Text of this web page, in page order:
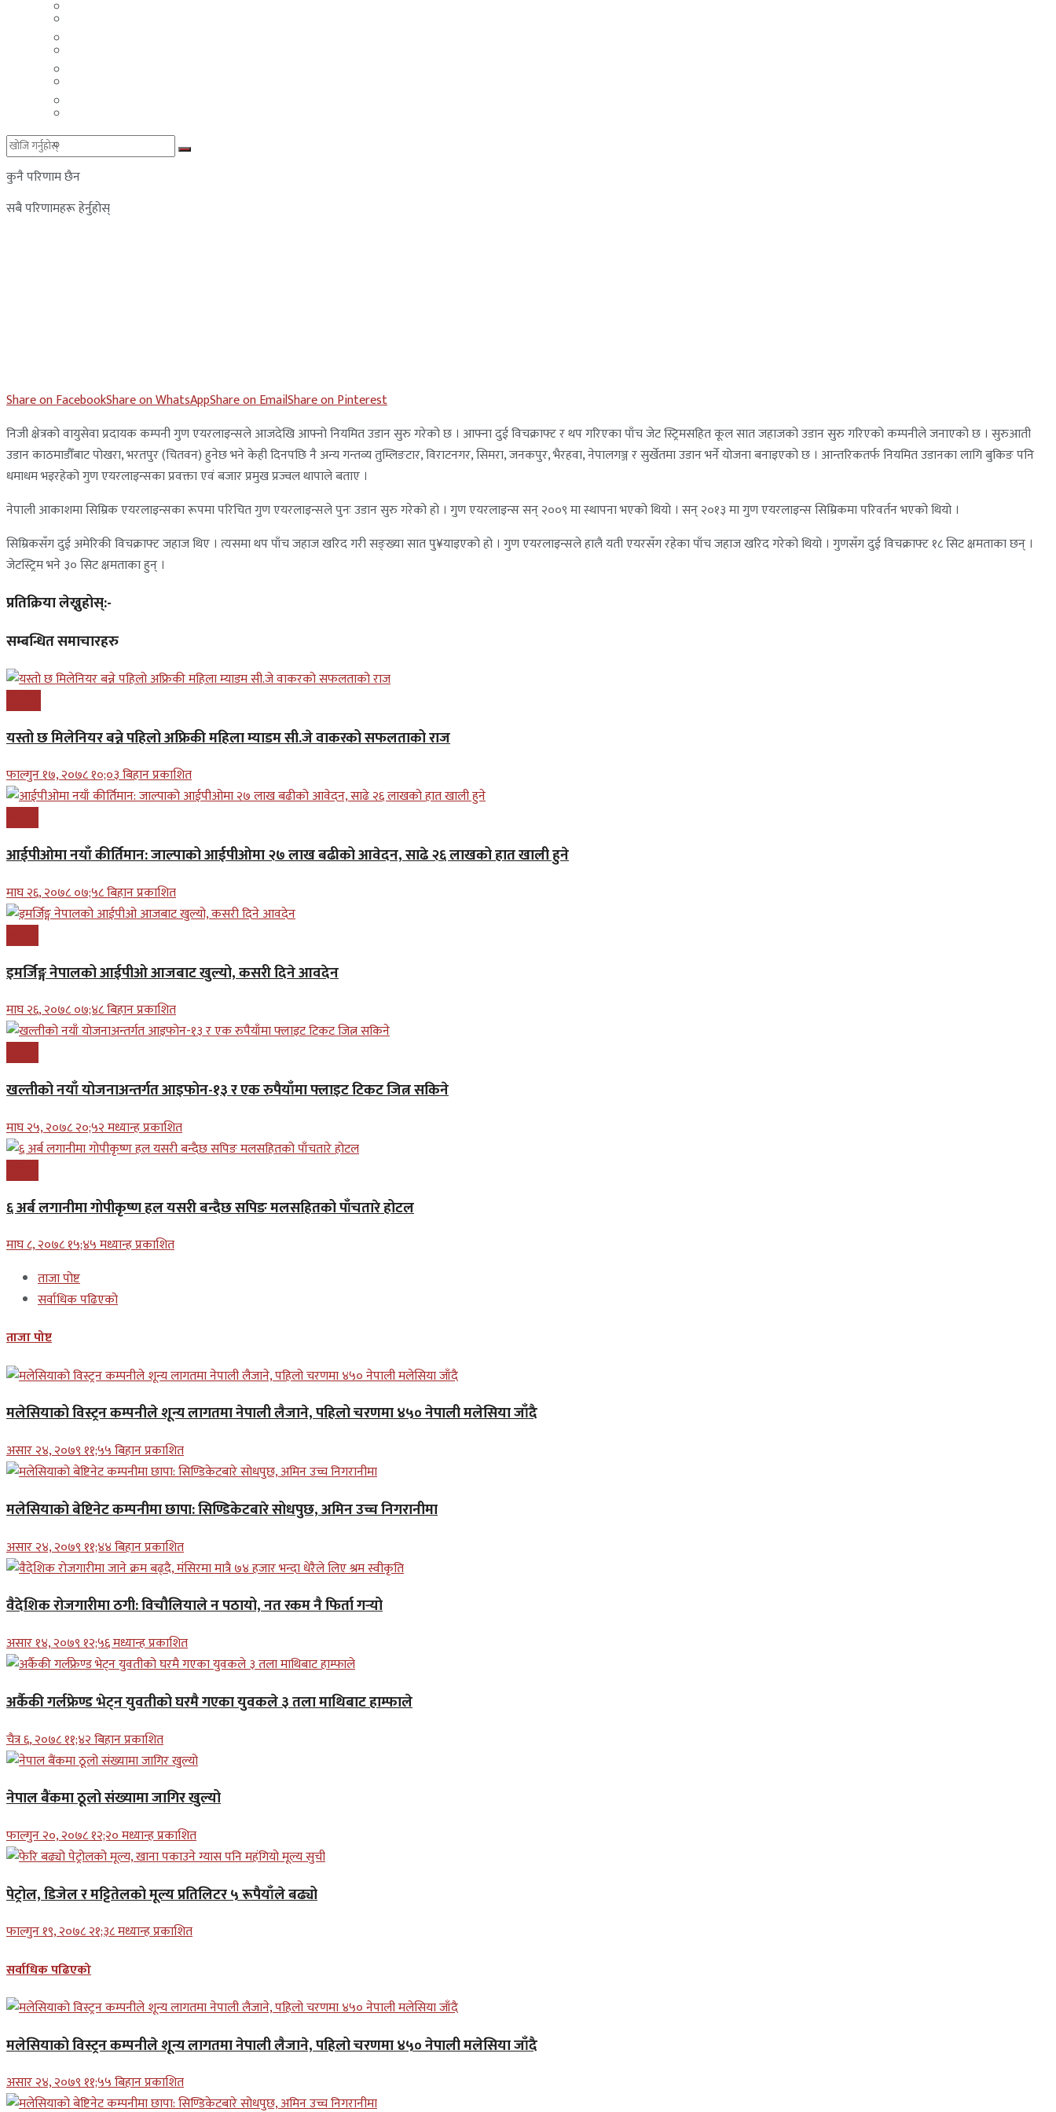
कुनै परिणाम छैन
सबै परिणामहरू हेर्नुहोस्
Share on FacebookShare on WhatsAppShare on EmailShare on Pinterest
निजी क्षेत्रको वायुसेवा प्रदायक कम्पनी गुण एयरलाइन्सले आजदेखि आफ्नो नियमित उडान सुरु गरेको छ । आफ्ना दुई विचक्राफ्ट र थप गरिएका पाँच जेट स्ट्रिमसहित कूल सात जहाजको उडान सुरु गरिएको कम्पनीले जनाएको छ । सुरुआती
उडान काठमाडौँबाट पोखरा, भरतपुर (चितवन) हुनेछ भने केही दिनपछि नै अन्य गन्तव्य तुम्लिङटार, विराटनगर, सिमरा, जनकपुर, भैरहवा, नेपालगञ्ज र सुर्खेतमा उडान भर्ने योजना बनाइएको छ । आन्तरिकतर्फ नियमित उडानका लागि बुकिङ पनि
धमाधम भइरहेको गुण एयरलाइन्सका प्रवक्ता एवं बजार प्रमुख प्रज्वल थापाले बताए ।
नेपाली आकाशमा सिम्रिक एयरलाइन्सका रूपमा परिचित गुण एयरलाइन्सले पुनः उडान सुरु गरेको हो । गुण एयरलाइन्स सन् २००९ मा स्थापना भएको थियो । सन् २०१३ मा गुण एयरलाइन्स सिम्रिकमा परिवर्तन भएको थियो ।
सिम्रिकसँग दुई अमेरिकी विचक्राफ्ट जहाज थिए । त्यसमा थप पाँच जहाज खरिद गरी सङ्ख्या सात पु¥याइएको हो । गुण एयरलाइन्सले हालै यती एयरसँग रहेका पाँच जहाज खरिद गरेको थियो । गुणसँग दुई विचक्राफ्ट १८ सिट क्षमताका छन् ।
जेटस्ट्रिम भने ३० सिट क्षमताका हुन् ।
प्रतिक्रिया लेख्नुहोस्:-
सम्बन्धित समाचारहरु
यस्तो छ मिलेनियर बन्ने पहिलो अफ्रिकी महिला म्याडम सी.जे वाकरको सफलताको राज
फाल्गुन १७, २०७८ १०;०३ बिहान प्रकाशित
आईपीओमा नयाँ कीर्तिमान: जाल्पाको आईपीओमा २७ लाख बढीको आवेदन, साढे २६ लाखको हात खाली हुने
माघ २६, २०७८ ०७;५८ बिहान प्रकाशित
इमर्जिङ्ग नेपालको आईपीओ आजबाट खुल्यो, कसरी दिने आवदेन
माघ २६, २०७८ ०७;४८ बिहान प्रकाशित
खल्तीको नयाँ योजनाअन्तर्गत आइफोन-१३ र एक रुपैयाँमा फ्लाइट टिकट जित्न सकिने
माघ २५, २०७८ २०;५२ मध्यान्ह प्रकाशित
६ अर्ब लगानीमा गोपीकृष्ण हल यसरी बन्दैछ सपिङ मलसहितको पाँचतारे होटल
माघ ८, २०७८ १५;४५ मध्यान्ह प्रकाशित
ताजा पोष्ट
सर्वाधिक पढिएको
ताजा पोष्ट
मलेसियाको विस्ट्रन कम्पनीले शून्य लागतमा नेपाली लैजाने, पहिलो चरणमा ४५० नेपाली मलेसिया जाँदै
असार २४, २०७९ ११;५५ बिहान प्रकाशित
मलेसियाको बेष्टिनेट कम्पनीमा छापा: सिण्डिकेटबारे सोधपुछ, अमिन उच्च निगरानीमा
असार २४, २०७९ ११;४४ बिहान प्रकाशित
वैदेशिक रोजगारीमा ठगी: विचौलियाले न पठायो, नत रकम नै फिर्ता गर्‍यो
असार १४, २०७९ १२;५६ मध्यान्ह प्रकाशित
अर्कैकी गर्लफ्रेण्ड भेट्न युवतीको घरमै गएका युवकले ३ तला माथिबाट हाम्फाले
चैत्र ६, २०७८ ११;४२ बिहान प्रकाशित
नेपाल बैंकमा ठूलो संख्यामा जागिर खुल्यो
फाल्गुन २०, २०७८ १२;२० मध्यान्ह प्रकाशित
पेट्रोल, डिजेल र मट्टितेलको मूल्य प्रतिलिटर ५ रूपैयाँले बढ्यो
फाल्गुन १९, २०७८ २१;३८ मध्यान्ह प्रकाशित
सर्वाधिक पढिएको
मलेसियाको विस्ट्रन कम्पनीले शून्य लागतमा नेपाली लैजाने, पहिलो चरणमा ४५० नेपाली मलेसिया जाँदै
असार २४, २०७९ ११;५५ बिहान प्रकाशित